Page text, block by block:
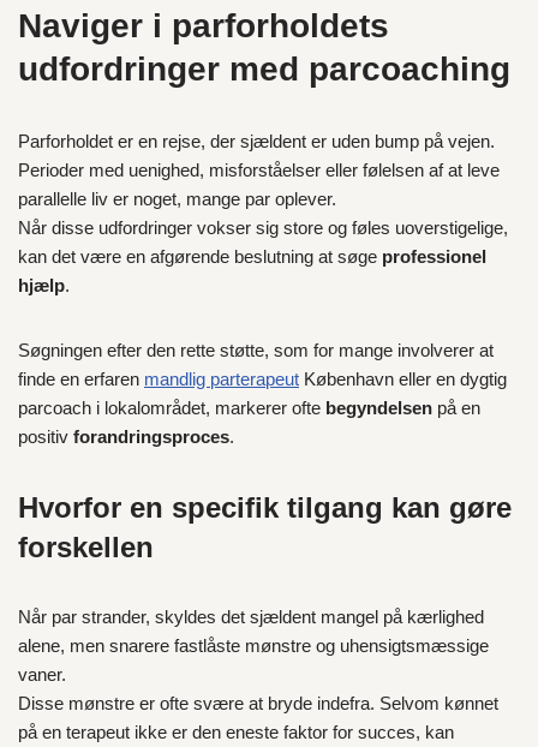
Naviger i parforholdets
udfordringer med parcoaching
Parforholdet er en rejse, der sjældent er uden bump på vejen.
Perioder med uenighed, misforståelser eller følelsen af at leve
parallelle liv er noget, mange par oplever.
Når disse udfordringer vokser sig store og føles uoverstigelige,
kan det være en afgørende beslutning at søge professionel
hjælp.
Søgningen efter den rette støtte, som for mange involverer at
finde en erfaren mandlig parterapeut København eller en dygtig
parcoach i lokalområdet, markerer ofte begyndelsen på en
positiv forandringsproces.
Hvorfor en specifik tilgang kan gøre
forskellen
Når par strander, skyldes det sjældent mangel på kærlighed
alene, men snarere fastlåste mønstre og uhensigtsmæssige
vaner.
Disse mønstre er ofte svære at bryde indefra. Selvom kønnet
på en terapeut ikke er den eneste faktor for succes, kan